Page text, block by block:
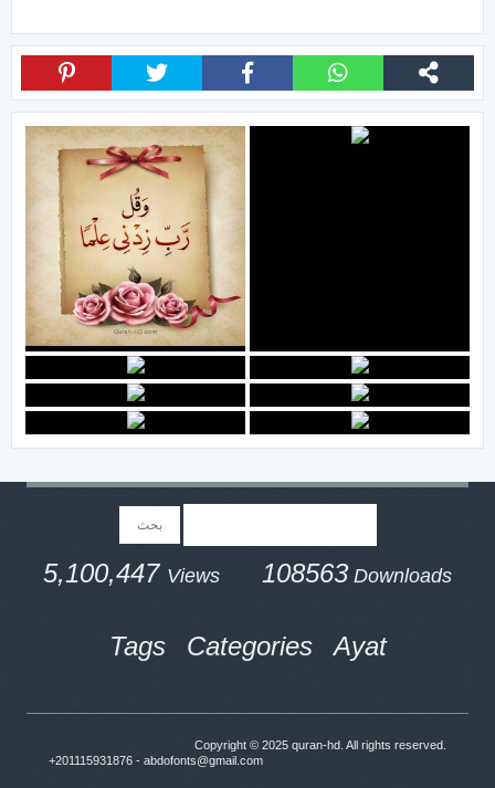
5,100,447Views 108563 Downloads
Tags Categories Ayat
Copyright © 2025quran-hd . All rights reserved.
+201115931876 - abdofonts@gmail.com